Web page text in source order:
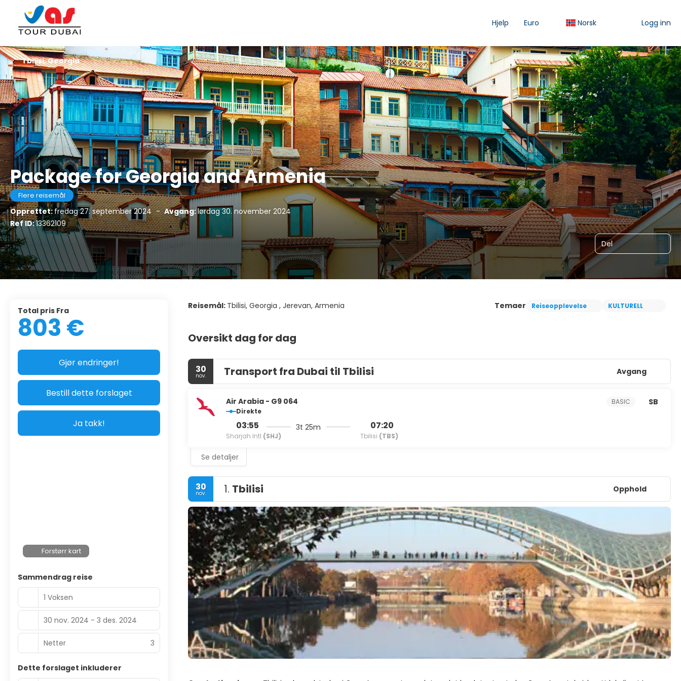
Hjelp Euro Norsk Logg inn
Package for Georgia and Armenia
Flere reisemål
Opprettet:fredag 27. september 2024 - Avgang:lørdag 30. november 2024
Ref ID:13362109
Del
Tbilisi, Georgia
Reisemål: Tbilisi, Georgia , Jerevan, Armenia Temaer Reiseopplevelse KULTURELL
Oversikt dag for dag
30
nov. Transport fra Dubai til Tbilisi Avgang
Air Arabia - G9 064
Direkte
03:55
Sharjah Intl (SHJ)
3t 25m 07:20
Tbilisi (TBS)
BASIC SB
Se detaljer
30
nov. 1. Tbilisi Opphold
Total pris Fra
803 €
Gjør endringer!
Bestill dette forslaget
Ja takk!
Forstørr kart
Sammendrag reise
1 Voksen
30 nov. 2024 - 3 des. 2024
Netter 3
Dette forslaget inkluderer